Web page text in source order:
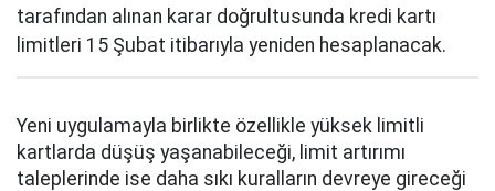
tarafından alınan karar doğrultusunda kredi kartı
limitleri 15 Şubat itibarıyla yeniden hesaplanacak.
Yeni uygulamayla birlikte özellikle yüksek limitli
kartlarda düşüş yaşanabileceği, limit artırımı
taleplerinde ise daha sıkı kuralların devreye gireceği